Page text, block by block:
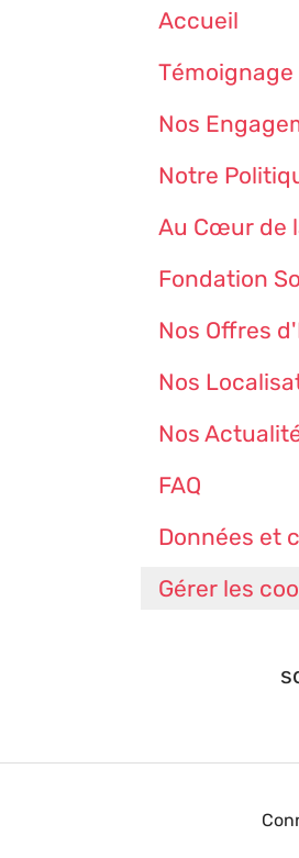
Accueil
Nos
Notre
Au Cœur de
Fondation
Nos Offres
Nos
Nos
FAQ
Données et
Gérer les